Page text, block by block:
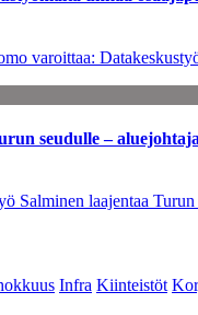
varoittaa:
seudulle –
Salminen laajentaa
Infra Kiinteistöt